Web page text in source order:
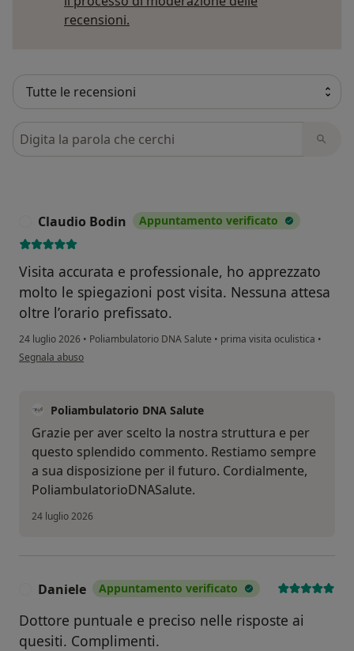
recensioni.
Cerca nelle recensioni
Claudio Bodin Appuntamento verificato
Visita accurata e professionale, ho apprezzato
molto le spiegazioni post visita. Nessuna attesa
oltre l’orario prefissato.
24 luglio 2026 • Poliambulatorio DNA Salute • prima visita oculistica •
secondo l'opinione dell'utente Claudio Bodin
Segnala abuso
Poliambulatorio DNA Salute
Grazie per aver scelto la nostra struttura e per
questo splendido commento. Restiamo sempre
a sua disposizione per il futuro. Cordialmente,
PoliambulatorioDNASalute.
24 luglio 2026
Daniele Appuntamento verificato
Dottore puntuale e preciso nelle risposte ai
quesiti. Complimenti.